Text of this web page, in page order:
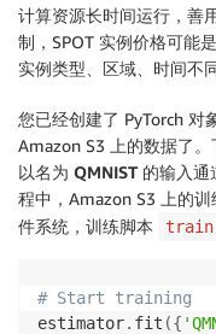
计算资源长时间运行，善
制，SPOT 实例价格可能
实例类型、区域、时间不
您已经创建了 PyTorch 对
Amazon S3 上的数据了
以名为 QMNIST的输入通
程中，Amazon S3 上的
件系统，训练脚本
# Start training
estimator. fit ({